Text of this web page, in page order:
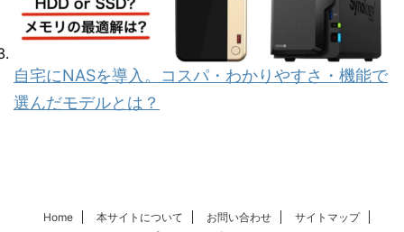
自宅にNASを導入。コスパ・わかりやすさ・機能で
選んだモデルとは？
Home 本サイトについて お問い合わせ
サイトマップ